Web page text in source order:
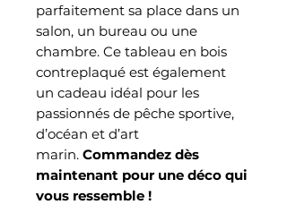
parfaitement sa place dans un
salon, un bureau ou une
chambre. Ce tableau en bois
contreplaqué est également
un cadeau idéal pour les
passionnés de pêche sportive,
d’océan et d’art
marin. Commandez dès
maintenant pour une déco qui
vous ressemble !